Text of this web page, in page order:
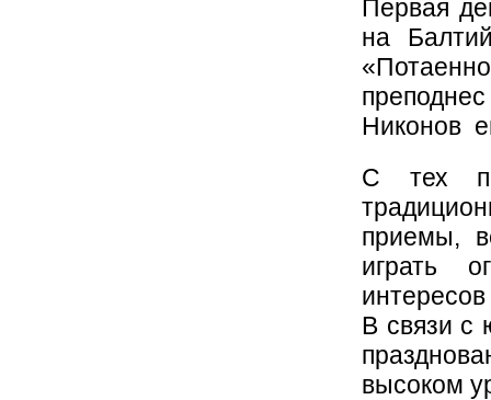
Первая
на
Никонов
С тех
приемы,
играть
В связи с
высоком